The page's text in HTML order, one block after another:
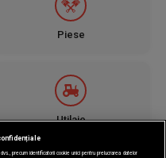
Piese
Utilaje
precum identificatorii cookie unici pentru prelucrarea datelor